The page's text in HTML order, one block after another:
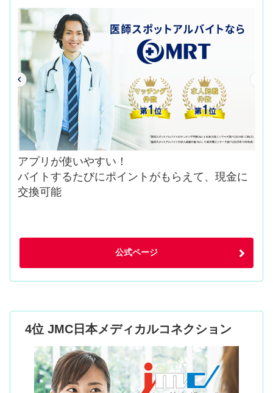
アプリが使いやすい！
バイトするたびにポイントがもらえて、現金に
交換可能
公式ページ
4位 JMC日本メディカルコネクション